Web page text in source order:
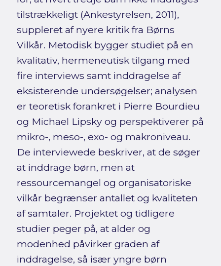
tilstrækkeligt (Ankestyrelsen, 2011),
suppleret af nyere kritik fra Børns
Vilkår. Metodisk bygger studiet på en
kvalitativ, hermeneutisk tilgang med
fire interviews samt inddragelse af
eksisterende undersøgelser; analysen
er teoretisk forankret i Pierre Bourdieu
og Michael Lipsky og perspektiverer på
mikro-, meso-, exo- og makroniveau.
De interviewede beskriver, at de søger
at inddrage børn, men at
ressourcemangel og organisatoriske
vilkår begrænser antallet og kvaliteten
af samtaler. Projektet og tidligere
studier peger på, at alder og
modenhed påvirker graden af
inddragelse, så især yngre børn